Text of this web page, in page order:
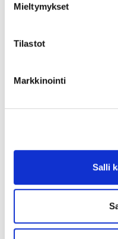
Mieltymykset
Tilastot
Markkinointi
Salli
28.5.2026
Viikon
osinkona vai
vastaavat usein